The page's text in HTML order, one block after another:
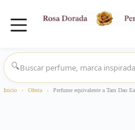
Saltar
al
contenido
🔍
Inicio › Oferta › Perfume equivalente a Tam Dao